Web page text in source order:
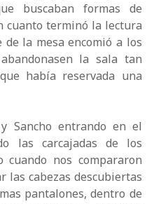
buscaban formas de
cuanto terminó la lectura
la mesa encomió a los
la sala tan
había reservada una
Sancho entrando en el
las carcajadas de los
cuando nos compararon
las cabezas descubiertas
pantalones, dentro de